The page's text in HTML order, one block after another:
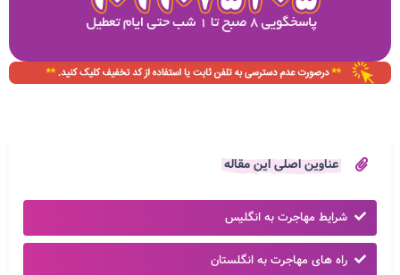
عناوین اصلی این مقاله
شرایط مهاجرت به انگلیس
راه های مهاجرت به انگلستان